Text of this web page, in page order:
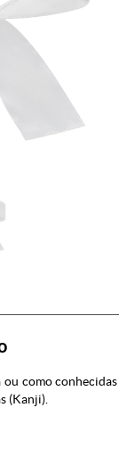
como
(Kanji).